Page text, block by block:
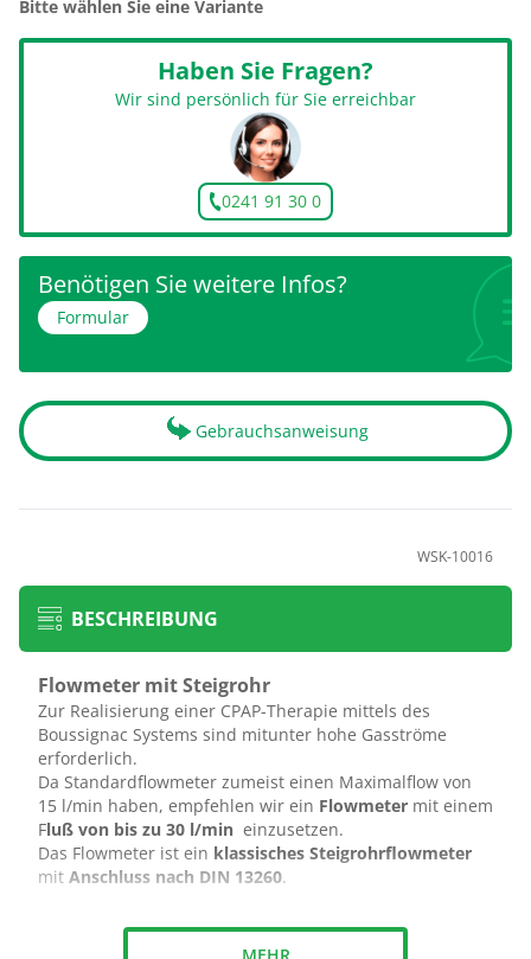
Bitte wählen Sie eine Variante
Haben Sie Fragen?
Wir sind persönlich für Sie erreichbar
0241 91 30 0
Benötigen Sie weitere Infos?
Formular
Gebrauchsanweisung
WSK-10016
BESCHREIBUNG
Flowmeter mit Steigrohr
Zur Realisierung einer CPAP-Therapie mittels des
Boussignac Systems sind mitunter hohe Gasströme
erforderlich.
Da Standardflowmeter zumeist einen Maximalflow von
15 l/min haben, empfehlen wir ein Flowmeter mit einem
Fluß von bis zu 30 l/min einzusetzen.
Das Flowmeter ist ein klassisches Steigrohrflowmeter
mit Anschluss nach DIN 13260.